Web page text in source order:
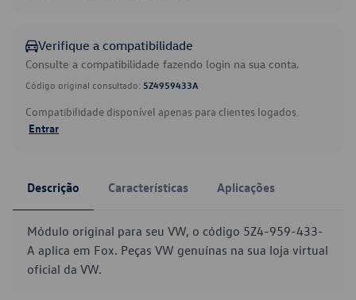
Verifique a compatibilidade
Consulte a compatibilidade fazendo login na sua conta.
Código original consultado: 5Z4959433A
Compatibilidade disponível apenas para clientes logados.
Entrar
Descrição Características Aplicações
Módulo original para seu VW, o código 5Z4-959-433-
A aplica em Fox. Peças VW genuínas na sua loja virtual
oficial da VW.